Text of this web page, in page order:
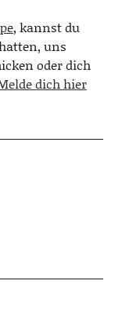
, kannst du
uns
oder dich
dich hier